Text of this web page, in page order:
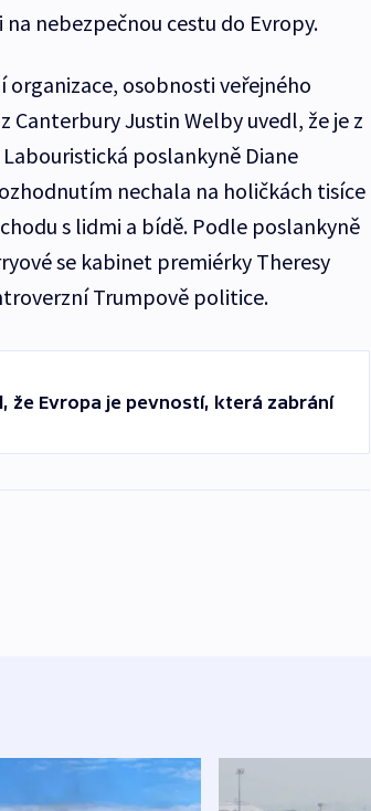
nebezpečnou cestu do Evropy.
osobnosti veřejného
Canterbury Justin Welby uvedl, že je z
poslankyně Diane
nechala na holičkách tisíce
s lidmi a bídě. Podle poslankyně
se kabinet premiérky Theresy
Trumpově politice.
že Evropa je pevností, která zabrání